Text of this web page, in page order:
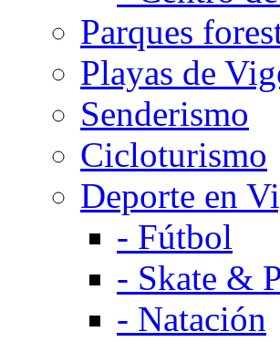
Parques
Playas de
Senderismo
Cicloturismo
Deporte en
- Fútbol
- Skate &
- Natación